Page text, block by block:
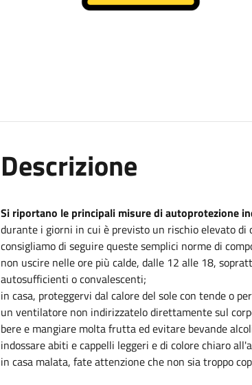
Descrizione
Si riportano le principali misure di autoprotezione
durante i giorni in cui è previsto un rischio elevato di
consigliamo di seguire queste semplici norme di
non uscire nelle ore più calde, dalle 12 alle 18,
autosufficienti o convalescenti;
in casa, proteggervi dal calore del sole con tende o
un ventilatore non indirizzatelo direttamente sul
bere e mangiare molta frutta ed evitare bevande
indossare abiti e cappelli leggeri e di colore chiaro
in casa malata, fate attenzione che non sia troppo